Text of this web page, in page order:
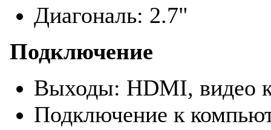
Диагональ: 2.7"
Подключение
Выходы: HDMI, видео
Подключение к